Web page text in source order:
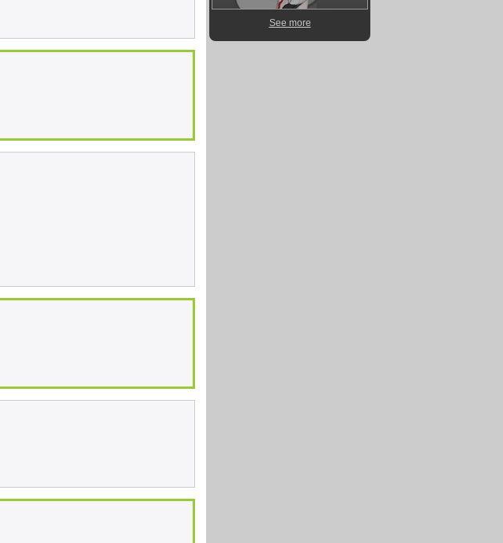
See more